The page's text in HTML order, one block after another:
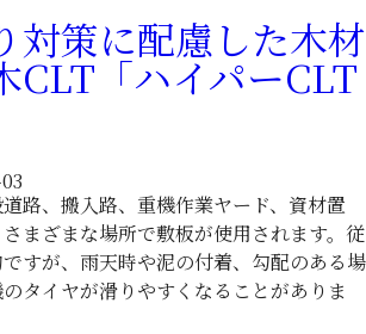
対策に配慮した木材
CLT「ハイパーCLT
路、搬入路、重機作業ヤード、資材置
まざまな場所で敷板が使用されます。従
すが、雨天時や泥の付着、勾配のある場
タイヤが滑りやすくなることがありま